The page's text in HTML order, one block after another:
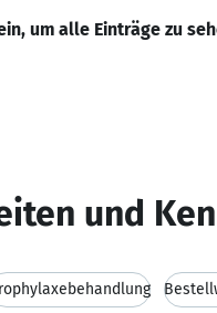
um alle Einträge zu
und